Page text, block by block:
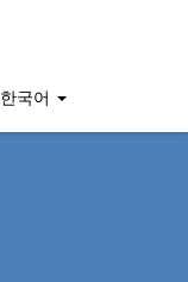
한국어